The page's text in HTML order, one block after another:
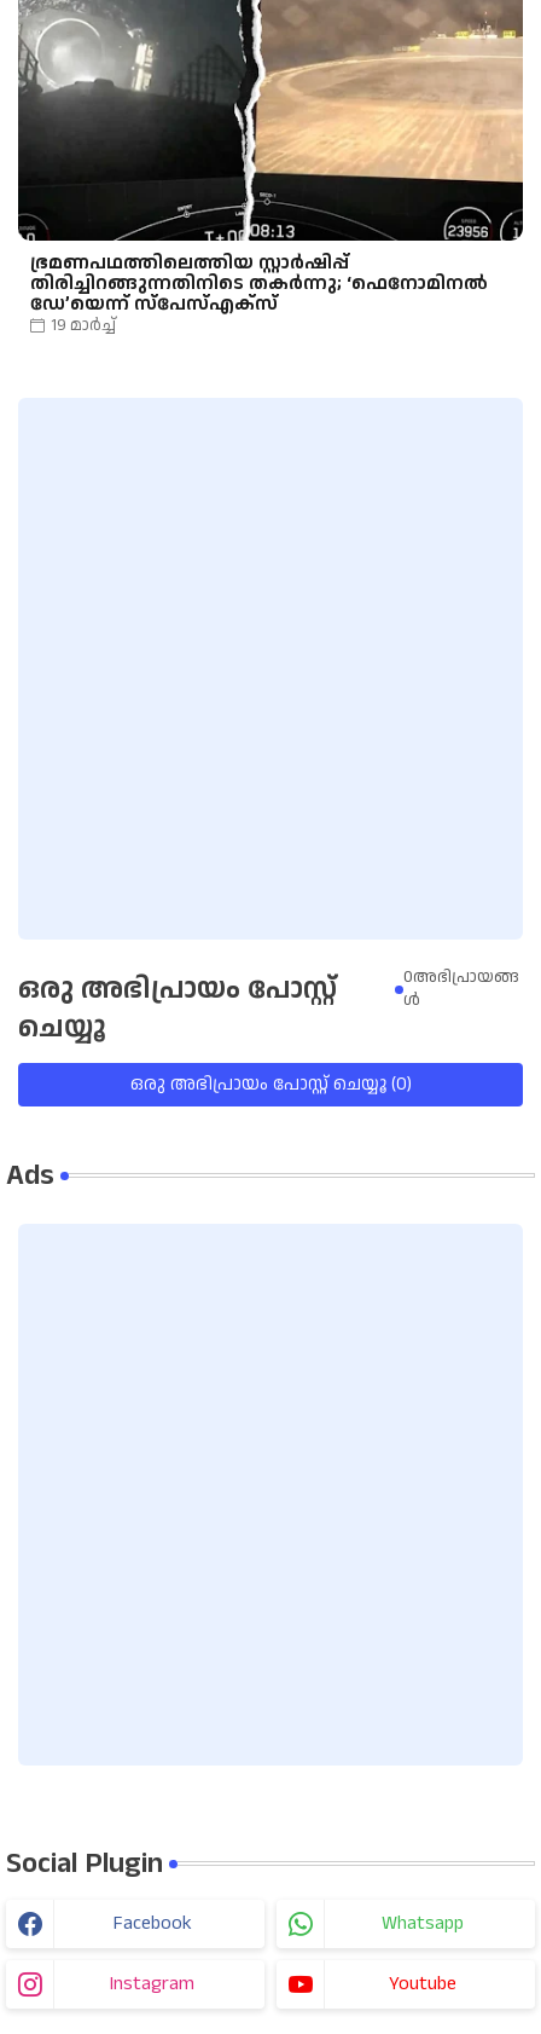
ഭ്രമണപഥത്തിലെത്തിയ സ്റ്റാർഷിപ്പ്
തിരിച്ചിറങ്ങുന്നതിനിടെ തകർന്നു; ‘ഫെനോമിനൽ
ഡേ’യെന്ന് സ്പേസ്എക്സ്
19 മാർച്ച്
ഒരു അഭിപ്രായം പോസ്റ്റ്
ചെയ്യൂ
0അഭിപ്രായങ്ങ
ള്‍
ഒരു അഭിപ്രായം പോസ്റ്റ് ചെയ്യൂ (0)
Ads
Social Plugin
Facebook Whatsapp
Instagram Youtube